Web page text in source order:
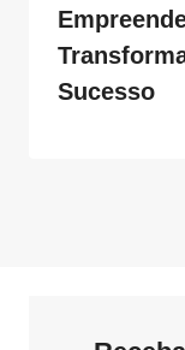
Sucesso